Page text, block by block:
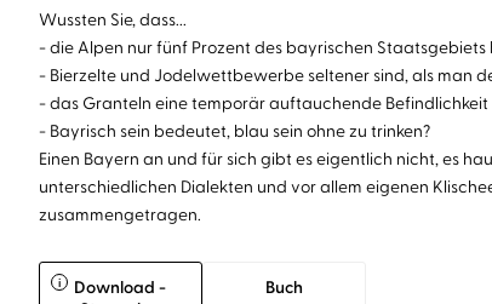
Wussten Sie, dass...
- die Alpen nur fünf Prozent des bayrischen Staatsgebiets
- Bierzelte und Jodelwettbewerbe seltener sind, als man
- das Granteln eine temporär auftauchende Befindlichkeit
- Bayrisch sein bedeutet, blau sein ohne zu trinken?
Einen Bayern an und für sich gibt es eigentlich nicht, es
unterschiedlichen Dialekten und vor allem eigenen
zusammengetragen.
i
Download -
Buch